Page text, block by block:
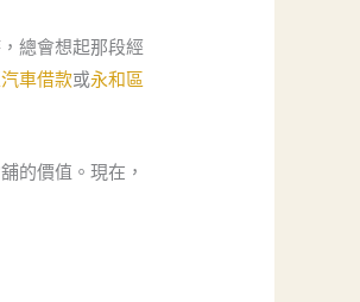
總會想起那段經
車借款或永和區
的價值。現在，